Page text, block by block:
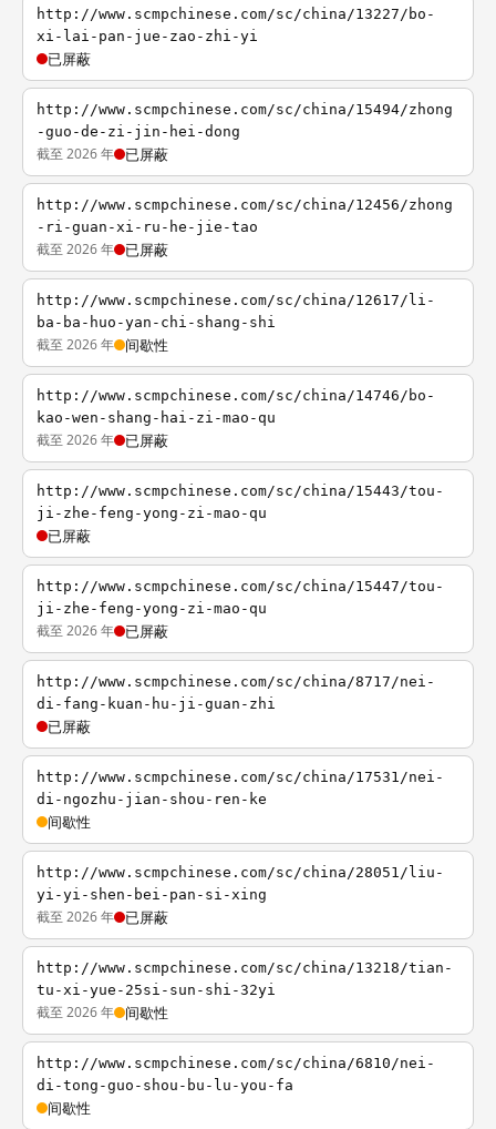
http://www.scmpchinese.com/sc/china/13227/bo-
xi-lai-pan-jue-zao-zhi-yi
已屏蔽
http://www.scmpchinese.com/sc/china/15494/zhong
-guo-de-zi-jin-hei-dong
截至 2026 年 已屏蔽
http://www.scmpchinese.com/sc/china/12456/zhong
-ri-guan-xi-ru-he-jie-tao
截至 2026 年 已屏蔽
http://www.scmpchinese.com/sc/china/12617/li-
ba-ba-huo-yan-chi-shang-shi
截至 2026 年 间歇性
http://www.scmpchinese.com/sc/china/14746/bo-
kao-wen-shang-hai-zi-mao-qu
截至 2026 年 已屏蔽
http://www.scmpchinese.com/sc/china/15443/tou-
ji-zhe-feng-yong-zi-mao-qu
已屏蔽
http://www.scmpchinese.com/sc/china/15447/tou-
ji-zhe-feng-yong-zi-mao-qu
截至 2026 年 已屏蔽
http://www.scmpchinese.com/sc/china/8717/nei-
di-fang-kuan-hu-ji-guan-zhi
已屏蔽
http://www.scmpchinese.com/sc/china/17531/nei-
di-ngozhu-jian-shou-ren-ke
间歇性
http://www.scmpchinese.com/sc/china/28051/liu-
yi-yi-shen-bei-pan-si-xing
截至 2026 年 已屏蔽
http://www.scmpchinese.com/sc/china/13218/tian-
tu-xi-yue-25si-sun-shi-32yi
截至 2026 年 间歇性
http://www.scmpchinese.com/sc/china/6810/nei-
di-tong-guo-shou-bu-lu-you-fa
间歇性